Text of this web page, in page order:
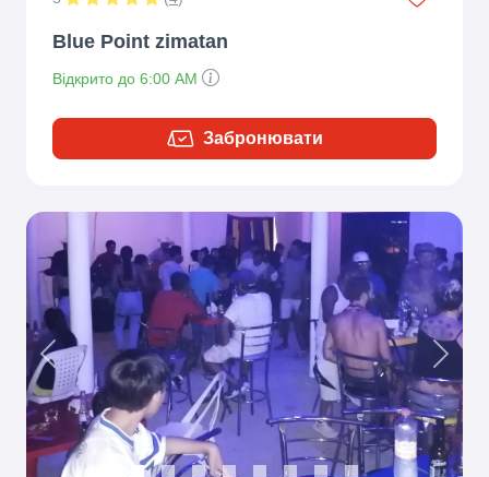
Blue Point zimatan
Відкрито до 6:00 AM
Забронювати
Previous Next